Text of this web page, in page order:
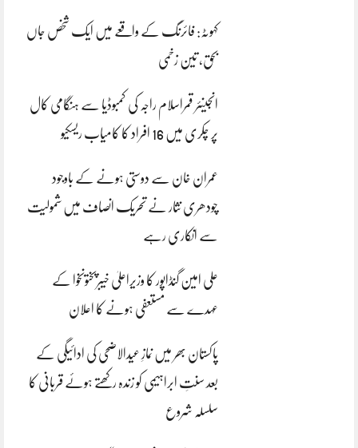
کہوٹہ: فائرنگ کے واقعے میں ایک شخص جاں
بحق، تین زخمی
انجینئر قمراسلام راجہ کی کمبوڈیا سے ہنگامی کال
پر چکری میں 16 افراد کا کامیاب ریسکیو
عمران خان سے دوستی ہونے کے باوجود
چودھری نثار نے تحریک انصاف میں شمولیت
سے انکاری رہے
علی امین گنڈاپور کا وزیراعلیٰ خیبرپختونخوا کے
عہدے سے مستعفی ہونے کا اعلان
پاکستان بھر میں نمازِ عیدالاضحی کی ادائیگی کے
بعد سنتِ ابراہیمی کو زندہ رکھتے ہوئے قربانی کا
سلسلہ شروع